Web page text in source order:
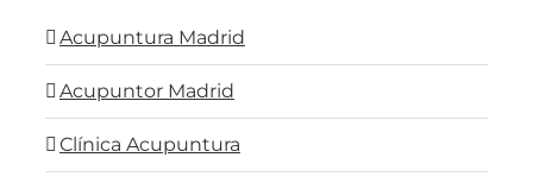
Acupuntura Madrid
Acupuntor Madrid
Clínica Acupuntura